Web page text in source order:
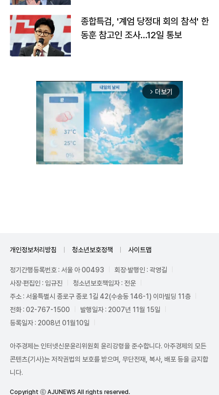
종합특검, '계엄 당정대 회의 참석' 한
동훈 참고인 조사...12일 통보
arrow_forward_ios 더보기
개인정보처리방침 청소년보호정책 사이트맵
정기간행등록번호 : 서울 아 00493
회장·발행인 : 곽영길
사장·편집인 : 임규진
청소년보호책임자 : 전운
주소 : 서울특별시 종로구 종로 1길 42(수송동 146-1) 이마빌딩 11층
전화 : 02-767-1500
발행일자 : 2007년 11월 15일
등록일자 : 2008년 01월10일
아주경제는 인터넷신문윤리위원회 윤리강령을 준수합니다. 아주경제의 모든
콘텐츠(기사)는 저작권법의 보호를 받으며, 무단전재, 복사, 배포 등을 금지합
니다.
Copyright ⓒ AJUNEWS All rights reserved.